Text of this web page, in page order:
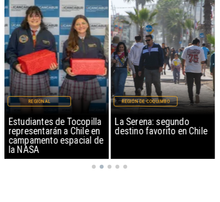
Estudiantes de Tocopilla
representarán a Chile en
campamento espacial de
la NASA
REGIONAL
La Serena: segundo
destino favorito en Chile
REGIÓN DE COQUIMBO